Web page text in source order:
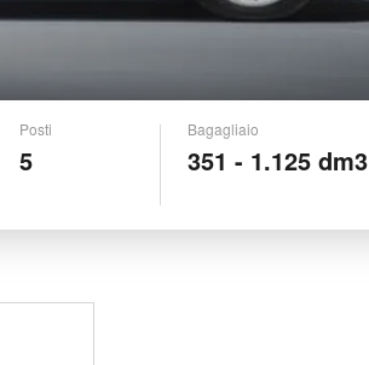
Posti
5
Bagagliaio
351 - 1.125 dm3